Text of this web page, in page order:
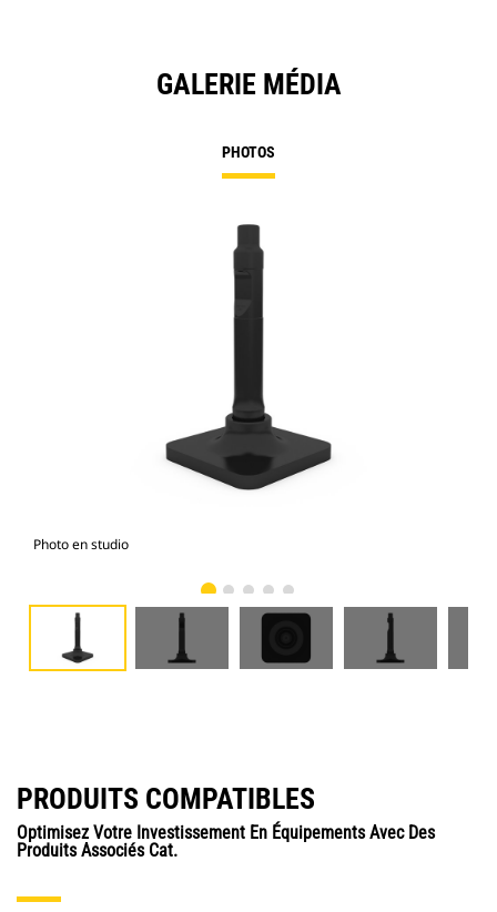
GALERIE MÉDIA
PHOTOS
Photo en studio
PRODUITS COMPATIBLES
Optimisez Votre Investissement En Équipements Avec Des
Produits Associés Cat.